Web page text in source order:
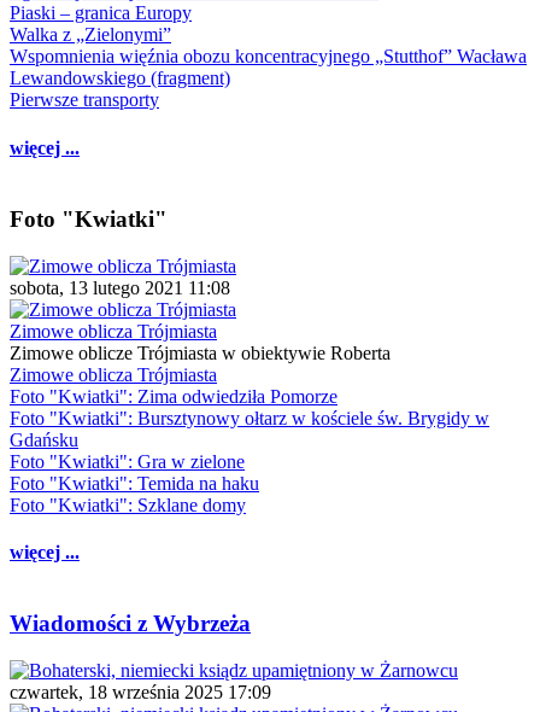
Piaski – granica Europy
Walka z „Zielonymi”
Wspomnienia więźnia obozu koncentracyjnego „Stutthof” Wacława
Lewandowskiego (fragment)
Pierwsze transporty
więcej ...
Foto "Kwiatki"
sobota, 13 lutego 2021 11:08
Zimowe oblicza Trójmiasta
Zimowe oblicze Trójmiasta w obiektywie Roberta
Zimowe oblicza Trójmiasta
Foto "Kwiatki": Zima odwiedziła Pomorze
Foto "Kwiatki": Bursztynowy ołtarz w kościele św. Brygidy w
Gdańsku
Foto "Kwiatki": Gra w zielone
Foto "Kwiatki": Temida na haku
Foto "Kwiatki": Szklane domy
więcej ...
Wiadomości z Wybrzeża
czwartek, 18 września 2025 17:09